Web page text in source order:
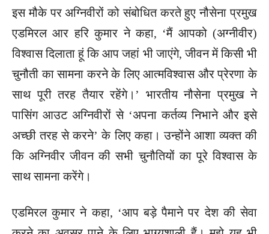
इस मौके पर अग्निवीरों को संबोधित करते हुए नौसेना प्रमुख
एडमिरल आर हरि कुमार ने कहा, ‘मैं आपको (अग्नीवीर)
विश्वास दिलाता हूं कि आप जहां भी जाएंगे, जीवन में किसी भी
चुनौती का सामना करने के लिए आत्मविश्वास और प्रेरणा के
साथ पूरी तरह तैयार रहेंगे।’ भारतीय नौसेना प्रमुख ने
पासिंग आउट अग्निवीरों से ‘अपना कर्तव्य निभाने और इसे
अच्छी तरह से करने’ के लिए कहा। उन्होंने आशा व्यक्त की
कि अग्निवीर जीवन की सभी चुनौतियों का पूरे विश्वास के
साथ सामना करेंगे।
एडमिरल कुमार ने कहा, ‘आप बड़े पैमाने पर देश की सेवा